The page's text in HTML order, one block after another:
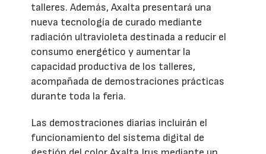
talleres. Además, Axalta presentará una
nueva tecnología de curado mediante
radiación ultravioleta destinada a reducir el
consumo energético y aumentar la
capacidad productiva de los talleres,
acompañada de demostraciones prácticas
durante toda la feria.
Las demostraciones diarias incluirán el
funcionamiento del sistema digital de